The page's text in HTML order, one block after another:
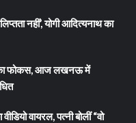
नहीं’, योगी आदित्यनाथ का
का फोकस, आज लखनऊ में
वायरल, पत्नी बोलीं “वो